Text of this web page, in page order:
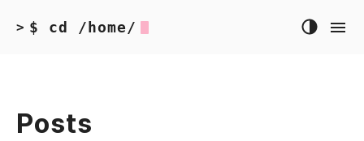
> $ cd /home/
Posts